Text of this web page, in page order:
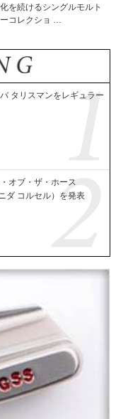
を続けるシングルモルト
コレクショ …
タリスマンをレギュラー
オブ・ザ・ホース
ダ コルセル）を発表